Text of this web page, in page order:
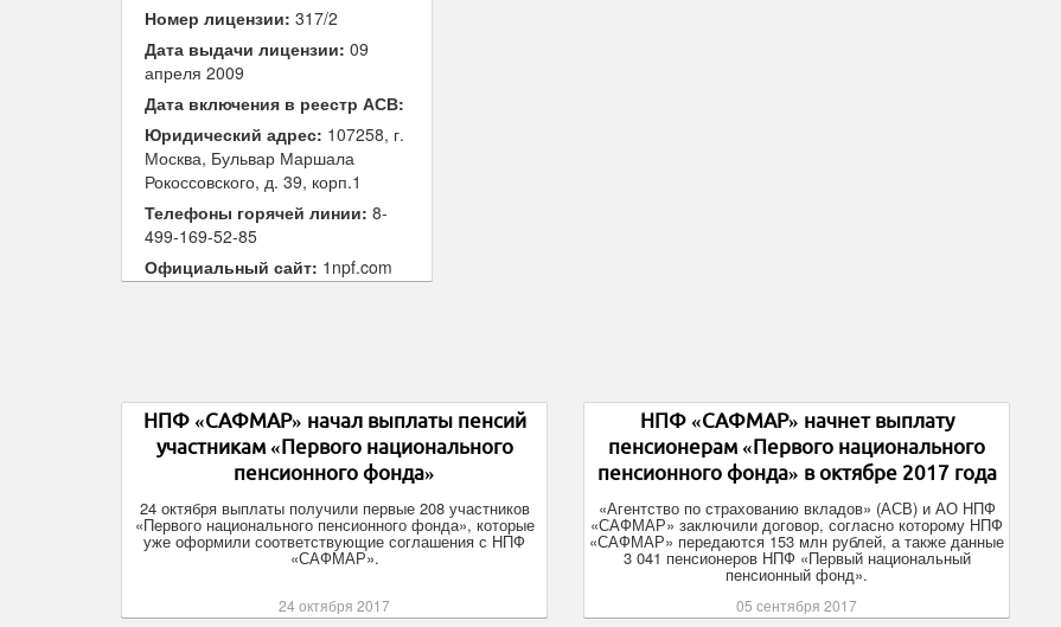
Номер лицензии: 317/2
Дата выдачи лицензии: 09
апреля 2009
Дата включения в реестр АСВ:
Юридический адрес: 107258, г.
Москва, Бульвар Маршала
Рокоссовского, д. 39, корп.1
Телефоны горячей линии: 8-
499-169-52-85
Официальный сайт: 1npf.com
НПФ «САФМАР» начал выплаты пенсий
участникам «Первого национального
пенсионного фонда»
24 октября выплаты получили первые 208 участников
«Первого национального пенсионного фонда», которые
уже оформили соответствующие соглашения с НПФ
«САФМАР».
24 октября 2017
НПФ «САФМАР» начнет выплату
пенсионерам «Первого национального
пенсионного фонда» в октябре 2017 года
«Агентство по страхованию вкладов» (АСВ) и АО НПФ
«САФМАР» заключили договор, согласно которому НПФ
«САФМАР» передаются 153 млн рублей, а также данные
3 041 пенсионеров НПФ «Первый национальный
пенсионный фонд».
05 сентября 2017